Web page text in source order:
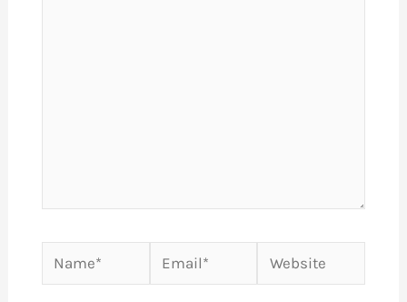
Name* Email* Website